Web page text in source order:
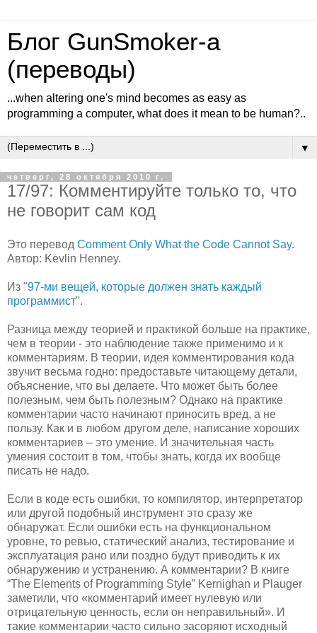
Блог GunSmoker-а
(переводы)
...when altering one's mind becomes as easy as
programming a computer, what does it mean to be human?..
▼
четверг, 28 октября 2010 г.
17/97: Комментируйте только то, что
не говорит сам код
Это перевод Comment Only What the Code Cannot Say.
Автор: Kevlin Henney.
Из "97-ми вещей, которые должен знать каждый
программист".
Разница между теорией и практикой больше на практике,
чем в теории - это наблюдение также применимо и к
комментариям. В теории, идея комментирования кода
звучит весьма годно: предоставьте читающему детали,
объяснение, что вы делаете. Что может быть более
полезным, чем быть полезным? Однако на практике
комментарии часто начинают приносить вред, а не
пользу. Как и в любом другом деле, написание хороших
комментариев – это умение. И значительная часть
умения состоит в том, чтобы знать, когда их вообще
писать не надо.
Если в коде есть ошибки, то компилятор, интерпретатор
или другой подобный инструмент это сразу же
обнаружат. Если ошибки есть на функциональном
уровне, то ревью, статический анализ, тестирование и
эксплуатация рано или поздно будут приводить к их
обнаружению и устранению. А комментарии? В книге
“The Elements of Programming Style” Kernighan и Plauger
заметили, что «комментарий имеет нулевую или
отрицательную ценность, если он неправильный». И
такие комментарии часто сильно засоряют исходный